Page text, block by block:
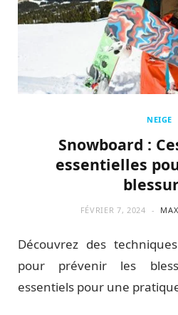
NEIGE
Snowboard :
essentielles
FÉVRIER 7, 2024
Découvrez des
pour prévenir les
essentiels pour une